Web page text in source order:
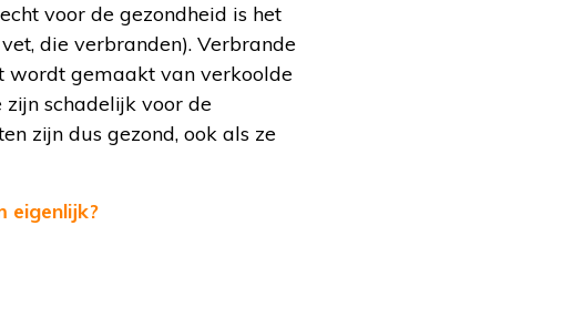
voor de gezondheid is het
die verbranden). Verbrande
wordt gemaakt van verkoolde
schadelijk voor de
zijn dus gezond, ook als ze
eigenlijk?